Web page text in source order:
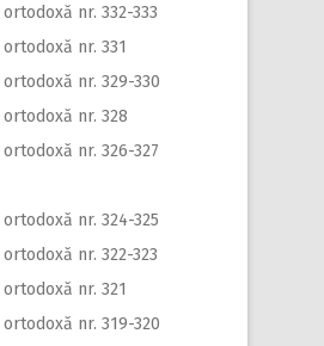
nr. 332-333
nr. 331
nr. 329-330
nr. 328
nr. 326-327
nr. 324-325
nr. 322-323
nr. 321
nr. 319-320